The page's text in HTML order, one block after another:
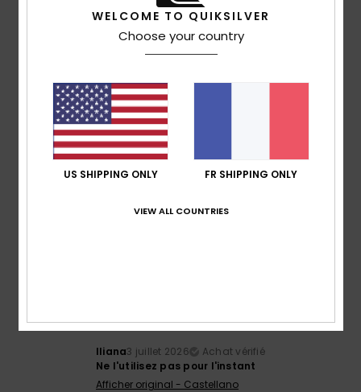
Rapport qualité / prix
Je recommande ce produit
4 /5
13 juillet 2026
Achat vérifié
C'était exactement ce que je cherchais
Rapport qualité / prix: 4/5
Iliana3 juillet 2026
Achat vérifié
Ne l'utilisez pas pour l'instant
Afficher original - Castellano
WELCOME TO QUIKSILVER
Choose your country
US SHIPPING ONLY FR SHIPPING ONLY
VIEW ALL COUNTRIES